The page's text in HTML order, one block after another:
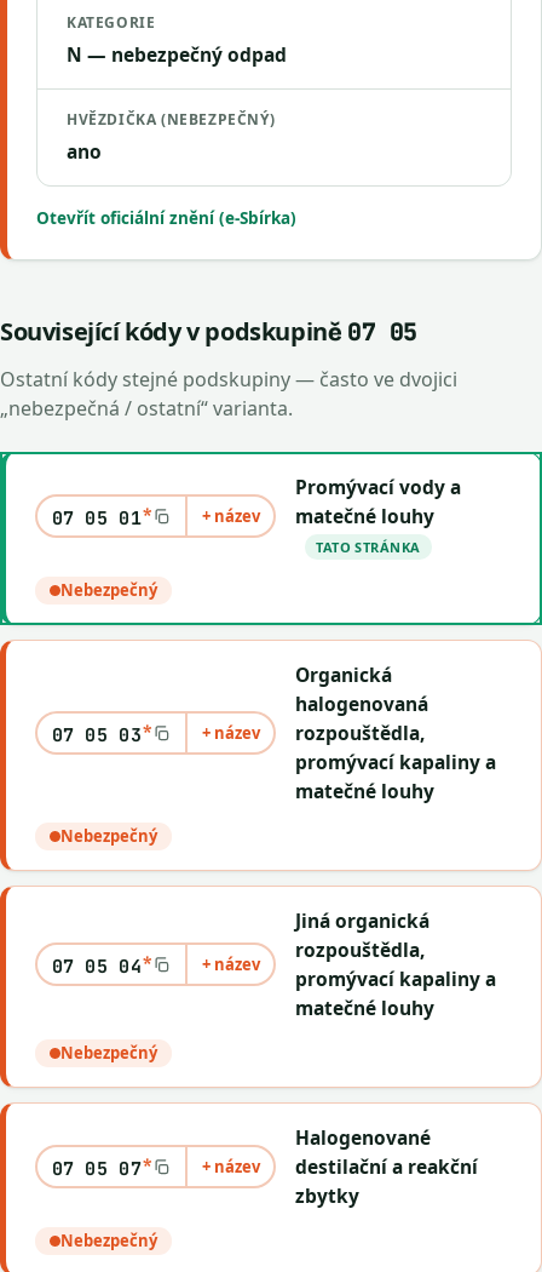
KATEGORIE
N — nebezpečný odpad
HVĚZDIČKA (NEBEZPEČNÝ)
ano
Otevřít oficiální znění (e-Sbírka)
Související kódy v podskupině 07 05
Ostatní kódy stejné podskupiny — často ve dvojici
„nebezpečná / ostatní“ varianta.
07 05 01* + název
Promývací vody a
matečné louhy
TATO STRÁNKA
Nebezpečný
07 05 03* + název
Organická
halogenovaná
rozpouštědla,
promývací kapaliny a
matečné louhy
Nebezpečný
07 05 04* + název
Jiná organická
rozpouštědla,
promývací kapaliny a
matečné louhy
Nebezpečný
07 05 07* + název
Halogenované
destilační a reakční
zbytky
Nebezpečný